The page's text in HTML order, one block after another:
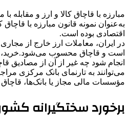
مبارزه با قاچاق کالا و ارز و
به‌عنوان نمونه قانون مبارزه با
اقتصادی بوده است.
در ایران، معاملات ارز خارج از
است و قاچاق محسوب می‌شود.‌خرید،
انجام شود چه غیر از آن از مصادیق
مؤسسات مالی مجاز یا بانک‌ها،
برخورد سختگیرانه